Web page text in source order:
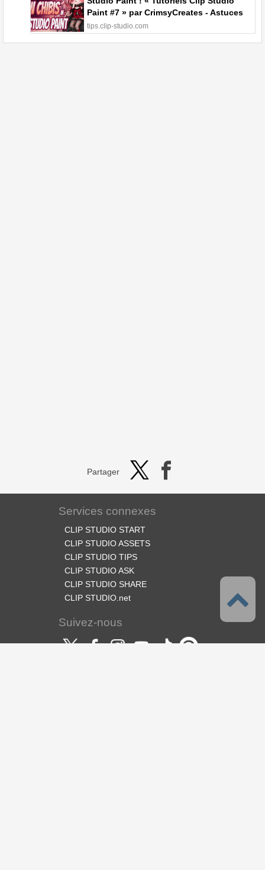
Paint #7 » par CrimsyCreates - Astuces
pour dessiner | CLIP STUDIO TIPS
tips.clip-studio.com
Partager
Services connexes
CLIP STUDIO START
CLIP STUDIO ASSETS
CLIP STUDIO TIPS
CLIP STUDIO ASK
CLIP STUDIO SHARE
CLIP STUDIO.net
Suivez-nous